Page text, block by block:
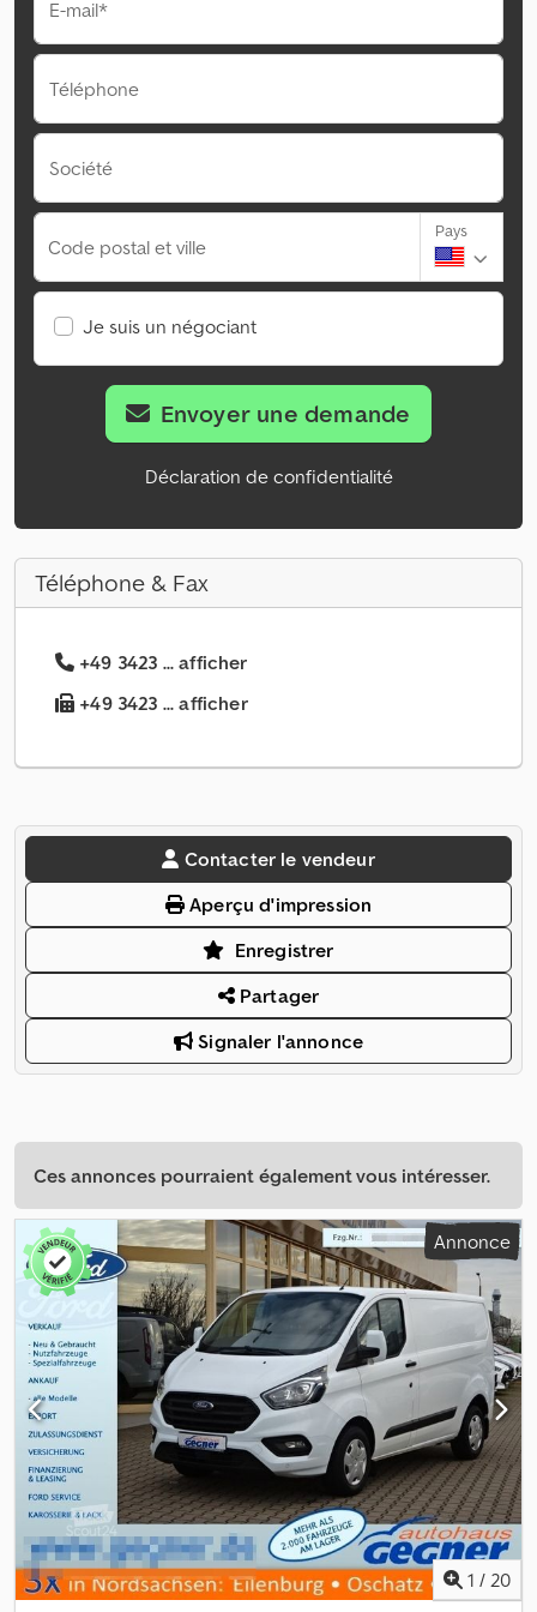
E-mail*
Téléphone
Société
Code postal et ville
Pays
Je suis un négociant
Envoyer une demande
Déclaration de confidentialité
Téléphone & Fax
+49 3423 ... afficher
+49 3423 ... afficher
Contacter le vendeur
Aperçu d'impression
Enregistrer
Partager
Signaler l'annonce
Ces annonces pourraient également vous intéresser.
Annonce
1 / 20